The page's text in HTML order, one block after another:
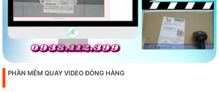
PHẦN MỀM QUAY VIDEO ĐÓNG HÀNG